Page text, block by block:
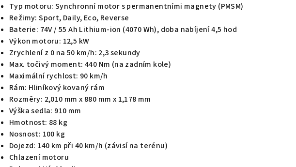
Typ motoru: Synchronní motor s permanentními magnety (PMSM)
Režimy: Sport, Daily, Eco, Reverse
Baterie: 74V / 55 Ah Lithium-ion (4070 Wh), doba nabíjení 4,5 hod
Výkon motoru: 12,5 kW
Zrychlení z 0 na 50 km/h: 2,3 sekundy
Max. točivý moment: 440 Nm (na zadním kole)
Maximální rychlost: 90 km/h
Rám: Hliníkový kovaný rám
Rozměry: 2,010 mm x 880 mm x 1,178 mm
Výška sedla: 910 mm
Hmotnost: 88 kg
Nosnost: 100 kg
Dojezd: 140 km při 40 km/h (závisí na terénu)
Chlazení motoru